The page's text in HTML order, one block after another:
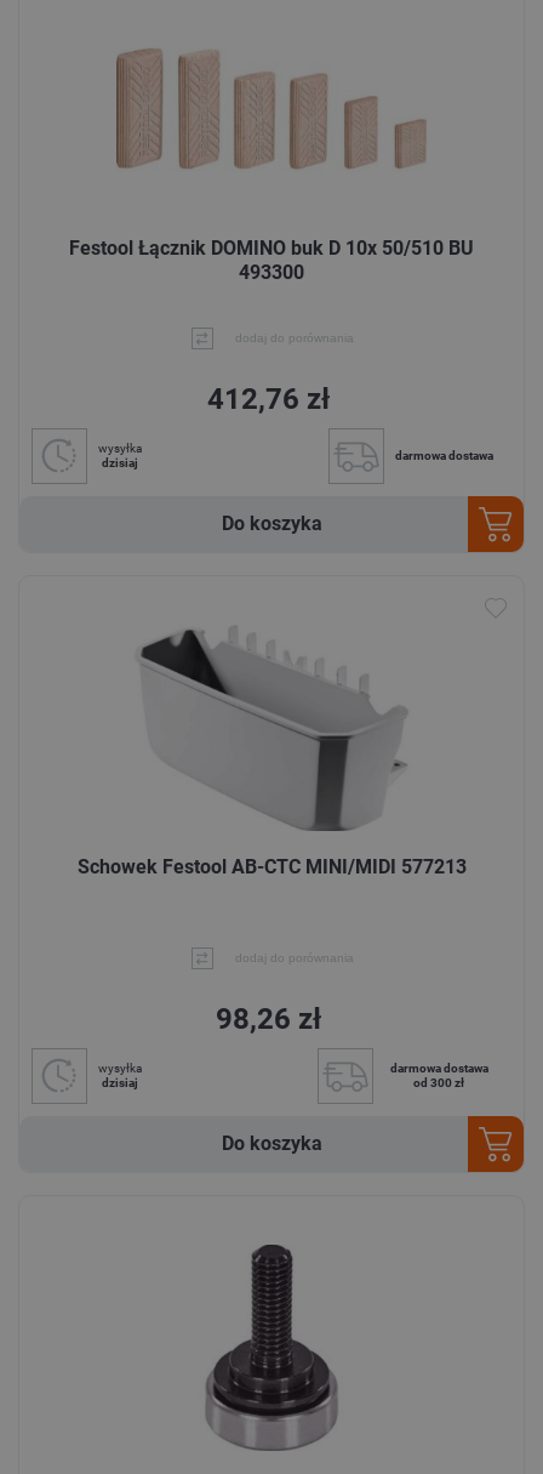
Festool Łącznik DOMINO buk D 10x 50/510 BU
493300
dodaj do porównania
412,76 zł
wysyłka
dzisiaj
darmowa dostawa
Do koszyka
Schowek Festool AB-CTC MINI/MIDI 577213
dodaj do porównania
98,26 zł
wysyłka
dzisiaj
darmowa dostawa
od 300 zł
Do koszyka